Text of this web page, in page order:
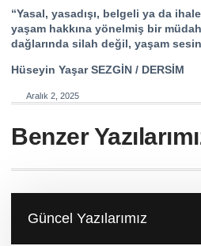
“Yasal, yasadışı, belgeli ya da
yaşam hakkına yönelmiş bir
dağlarında silah değil, yaşam
Hüseyin Yaşar SEZGİN / DERSİM
Aralık 2, 2025
Benzer
Güncel Yazılarımız